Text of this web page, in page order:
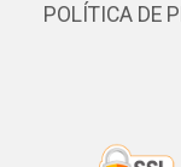
POLÍTICA DE